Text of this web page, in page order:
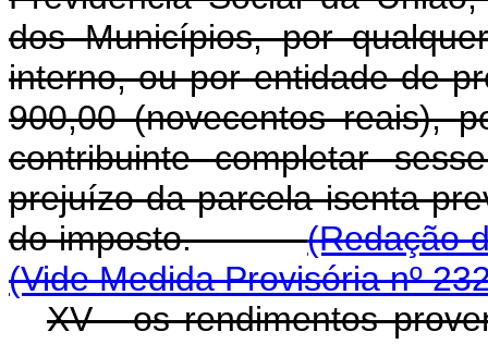
dos Municípios, por
interno, ou por entidade de
900,00 (novecentos reais),
contribuinte completar
prejuízo da parcela isenta
do imposto.(Redação
(Vide Medida Provisória nº
XV - os rendimentos